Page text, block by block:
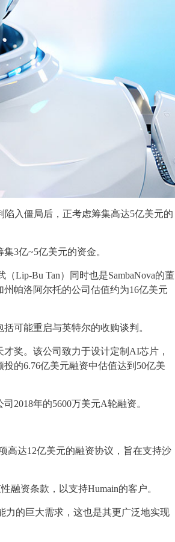
陷入僵局后，正考虑筹集高达5亿美元的
3亿~5亿美元的资金。
Lip-Bu Tan）同时也是SambaNova的董
帕洛阿尔托的公司估值约为16亿美元
可能重启与英特尔的收购谈判。
奖。该公司致力于设计定制AI芯片，
的6.76亿美元融资中估值达到50亿美
2018年的5600万美元A轮融资。
高达12亿美元的融资协议，旨在支持沙
融资条款，以支持Humain的客户。
力的巨大需求，这也是其更广泛地实现